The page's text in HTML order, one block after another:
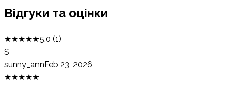
Відгуки та оцінки
★★★★★5.0 (1)
S
sunny_annFeb 23, 2026
★★★★★